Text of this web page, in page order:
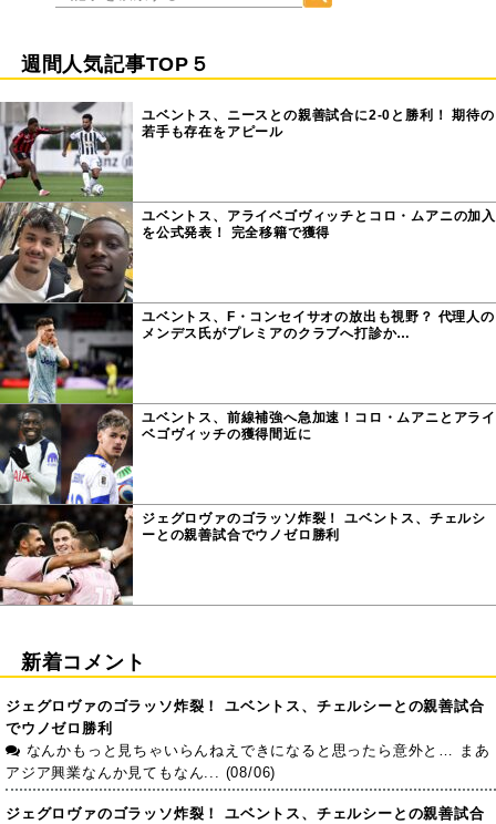
週間人気記事TOP５
ユベントス、ニースとの親善試合に2-0と勝利！ 期待の
若手も存在をアピール
ユベントス、アライベゴヴィッチとコロ・ムアニの加入
を公式発表！ 完全移籍で獲得
ユベントス、F・コンセイサオの放出も視野？ 代理人の
メンデス氏がプレミアのクラブへ打診か…
ユベントス、前線補強へ急加速！コロ・ムアニとアライ
ベゴヴィッチの獲得間近に
ジェグロヴァのゴラッソ炸裂！ ユベントス、チェルシ
ーとの親善試合でウノゼロ勝利
新着コメント
ジェグロヴァのゴラッソ炸裂！ ユベントス、チェルシーとの親善試合
でウノゼロ勝利
なんかもっと見ちゃいらんねえできになると思ったら意外と… まあ
アジア興業なんか見てもなん... (08/06)
ジェグロヴァのゴラッソ炸裂！ ユベントス、チェルシーとの親善試合